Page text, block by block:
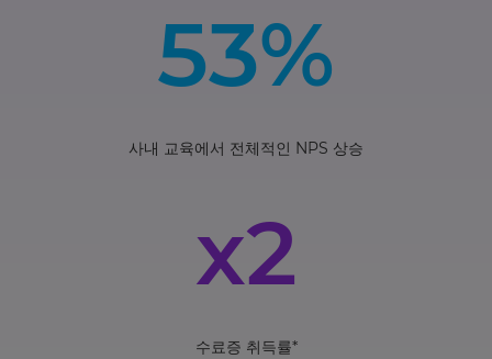
53%
사내 교육에서 전체적인 NPS 상승
x2
수료증 취득률*